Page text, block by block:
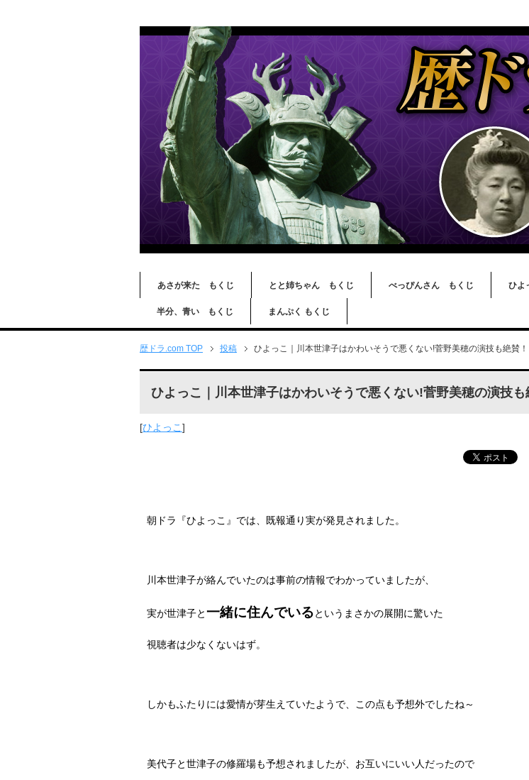
あさが来た もくじ とと姉ちゃん もくじ べっぴんさん もくじ ひよ
半分、青い もくじ まんぷく もくじ
歴ドラ.com TOP 投稿 ひよっこ｜川本世津子はかわいそうで悪くない!菅野美穂の演技も絶賛！
ひよっこ｜川本世津子はかわいそうで悪くない!菅野美穂の演技も
[ひよっこ ]
朝ドラ『ひよっこ』では、既報通り実が発見されました。
川本世津子が絡んでいたのは事前の情報でわかっていましたが、
実が世津子と一緒に住んでいるというまさかの展開に驚いた
視聴者は少なくないはず。
しかもふたりには愛情が芽生えていたようで、この点も予想外でしたね～
美代子と世津子の修羅場も予想されましたが、お互いにいい人だったので